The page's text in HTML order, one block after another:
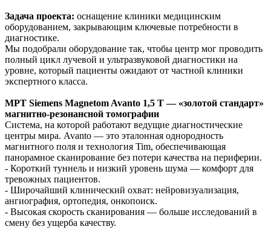
Задача проекта: оснащение клиники медицинским
оборудованием, закрывающим ключевые потребности в
диагностике.
Мы подобрали оборудование так, чтобы центр мог проводить
полный цикл лучевой и ультразвуковой диагностики на
уровне, который пациенты ожидают от частной клиники
экспертного класса.
МРТ Siemens Magnetom Avanto 1,5 Т — «золотой стандарт»
магнитно-резонансной томографии
Система, на которой работают ведущие диагностические
центры мира. Avanto — это эталонная однородность
магнитного поля и технология Tim, обеспечивающая
панорамное сканирование без потери качества на периферии.
- Короткий туннель и низкий уровень шума — комфорт для
тревожных пациентов.
- Широчайший клинический охват: нейровизуализация,
ангиография, ортопедия, онкопоиск.
- Высокая скорость сканирования — больше исследований в
смену без ущерба качеству.